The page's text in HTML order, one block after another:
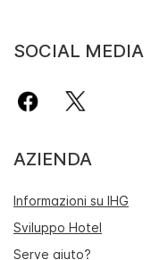
SOCIAL MEDIA
AZIENDA
Informazioni su IHG
Sviluppo Hotel
Serve aiuto?